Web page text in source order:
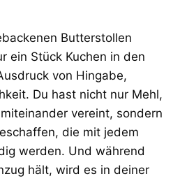
Butterstollen
ein Stück Kuchen in den
von Hingabe,
Du hast nicht nur Mehl,
vereint, sondern
die mit jedem
werden. Und während
hält, wird es in deiner